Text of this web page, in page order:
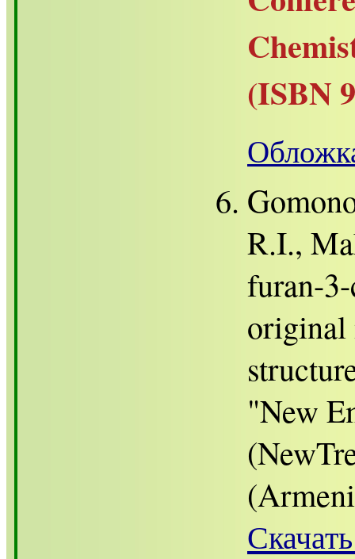
(ISBN
R.I.,
furan-
original
"New